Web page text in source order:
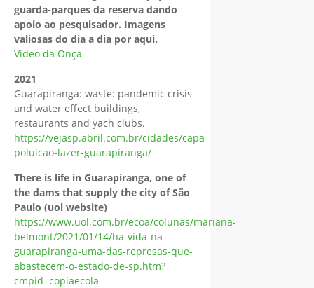
guarda-parques da reserva dando
apoio ao pesquisador. Imagens
valiosas do dia a dia por aqui.
Vídeo da Onça
2021
Guarapiranga: waste: pandemic crisis
and water effect buildings,
restaurants and yach clubs.
https://vejasp.abril.com.br/cidades/capa-
poluicao-lazer-guarapiranga/
There is life in Guarapiranga, one of
the dams that supply the city of São
Paulo (uol website)
https://www.uol.com.br/ecoa/colunas/mariana-
belmont/2021/01/14/ha-vida-na-
guarapiranga-uma-das-represas-que-
abastecem-o-estado-de-sp.htm?
cmpid=copiaecola